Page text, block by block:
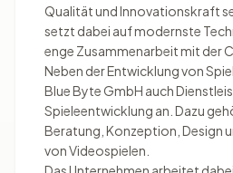
Qualität und Innovationskraft
setzt dabei auf modernste
enge Zusammenarbeit mit der
Neben der Entwicklung von
Blue Byte GmbH auch
Spieleentwicklung an. Dazu
Beratung, Konzeption, Design
von Videospielen.